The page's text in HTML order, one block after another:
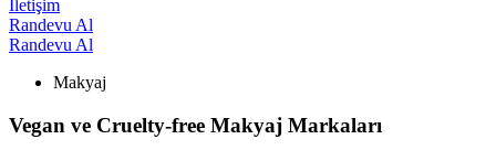
İletişim
Randevu Al
Randevu Al
Makyaj
Vegan ve Cruelty-free Makyaj Markaları